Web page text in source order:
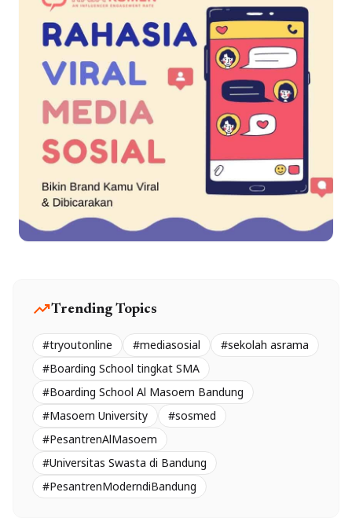
trending_upTrending Topics
#tryoutonline #mediasosial
#sekolah asrama
#Boarding School tingkat SMA
#Boarding School Al Masoem Bandung
#Masoem University
#sosmed
#PesantrenAlMasoem
#Universitas Swasta di Bandung
#PesantrenModerndiBandung